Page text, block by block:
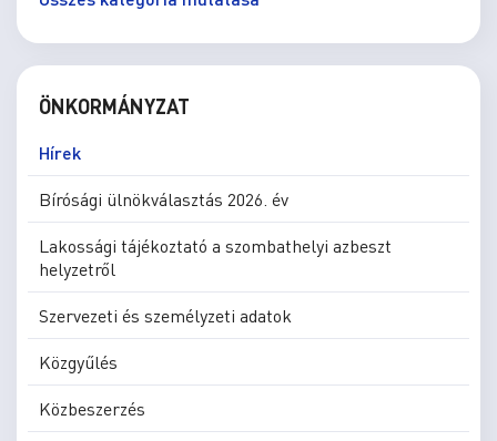
ÖNKORMÁNYZAT
Hírek
Bírósági ülnökválasztás 2026. év
Lakossági tájékoztató a szombathelyi azbeszt
helyzetről
Szervezeti és személyzeti adatok
Közgyűlés
Közbeszerzés